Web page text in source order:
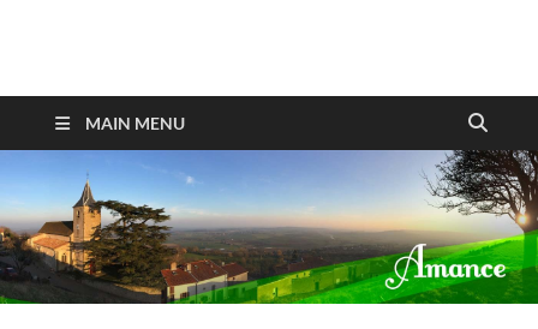
Amance
MAIN MENU